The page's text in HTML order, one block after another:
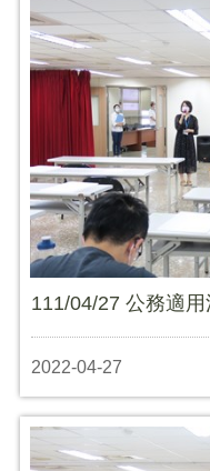
111/04/27 公務適
2022-04-27